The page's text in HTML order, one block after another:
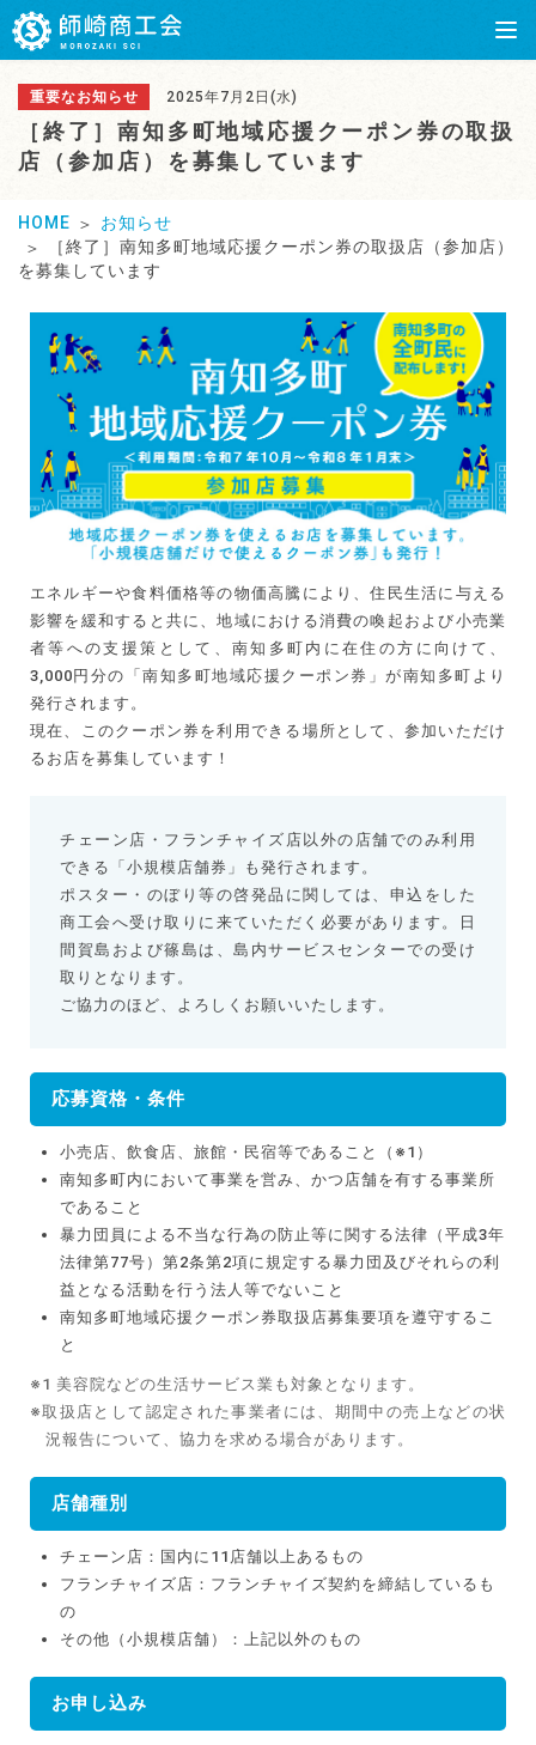
重要なお知らせ 2025年7月2日(水)
［終了］南知多町地域応援クーポン券の取扱
店（参加店）を募集しています
HOME
お知らせ
［終了］南知多町地域応援クーポン券の取扱店（参加店）
を募集しています
エネルギーや食料価格等の物価高騰により、住民生活に与える
影響を緩和すると共に、地域における消費の喚起および小売業
者等への支援策として、南知多町内に在住の方に向けて、
3,000円分の「南知多町地域応援クーポン券」が南知多町より
発行されます。
現在、このクーポン券を利用できる場所として、参加いただけ
るお店を募集しています！
チェーン店・フランチャイズ店以外の店舗でのみ利用
できる「小規模店舗券」も発行されます。
ポスター・のぼり等の啓発品に関しては、申込をした
商工会へ受け取りに来ていただく必要があります。日
間賀島および篠島は、島内サービスセンターでの受け
取りとなります。
ご協力のほど、よろしくお願いいたします。
応募資格・条件
小売店、飲食店、旅館・民宿等であること（※1）
南知多町内において事業を営み、かつ店舗を有する事業所
であること
暴力団員による不当な行為の防止等に関する法律（平成3年
法律第77号）第2条第2項に規定する暴力団及びそれらの利
益となる活動を行う法人等でないこと
南知多町地域応援クーポン券取扱店募集要項を遵守するこ
と
※1 美容院などの生活サービス業も対象となります。
※取扱店として認定された事業者には、期間中の売上などの状
況報告について、協力を求める場合があります。
店舗種別
チェーン店：国内に11店舗以上あるもの
フランチャイズ店：フランチャイズ契約を締結しているも
の
その他（小規模店舗）：上記以外のもの
お申し込み